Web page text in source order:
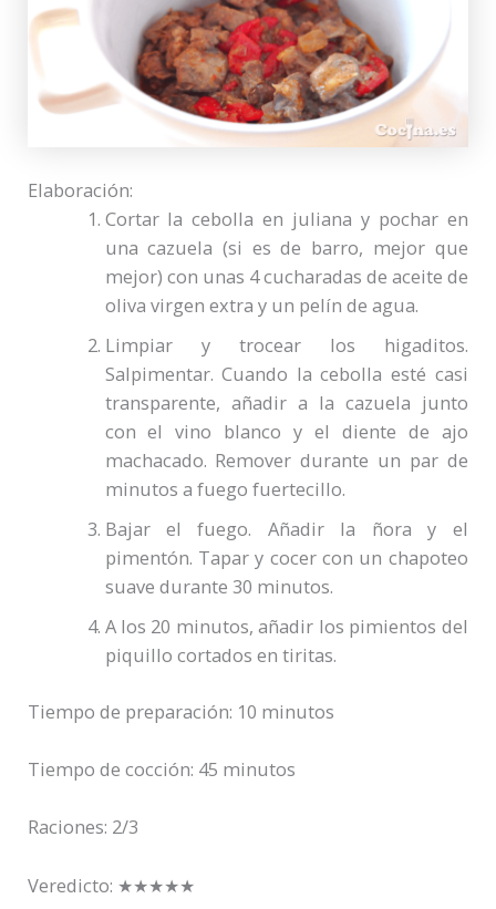
Elaboración:
Cortar la cebolla en juliana y pochar en
una cazuela (si es de barro, mejor que
mejor) con unas 4 cucharadas de aceite de
oliva virgen extra y un pelín de agua.
Limpiar y trocear los higaditos.
Salpimentar. Cuando la cebolla esté casi
transparente, añadir a la cazuela junto
con el vino blanco y el diente de ajo
machacado. Remover durante un par de
minutos a fuego fuertecillo.
Bajar el fuego. Añadir la ñora y el
pimentón. Tapar y cocer con un chapoteo
suave durante 30 minutos.
A los 20 minutos, añadir los pimientos del
piquillo cortados en tiritas.
Tiempo de preparación: 10 minutos
Tiempo de cocción: 45 minutos
Raciones: 2/3
Veredicto: ★★★★★